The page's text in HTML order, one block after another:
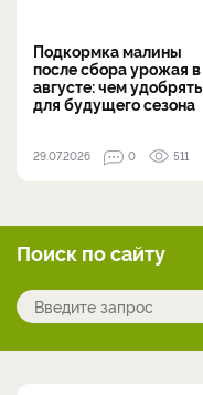
Подкормка малины
после сбора урожая в
августе: чем удобрять
для будущего сезона
29.07.2026 0 511
Поиск по сайту